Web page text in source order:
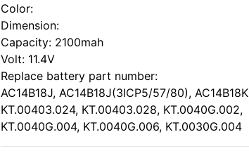
Color:
Dimension:
Capacity: 2100mah
Volt: 11.4V
Replace battery part number:
AC14B18J, AC14B18J(3ICP5/57/80), AC14B18K
KT.00403.024, KT.00403.028, KT.0040G.002,
KT.0040G.004, KT.0040G.006, KT.0030G.004